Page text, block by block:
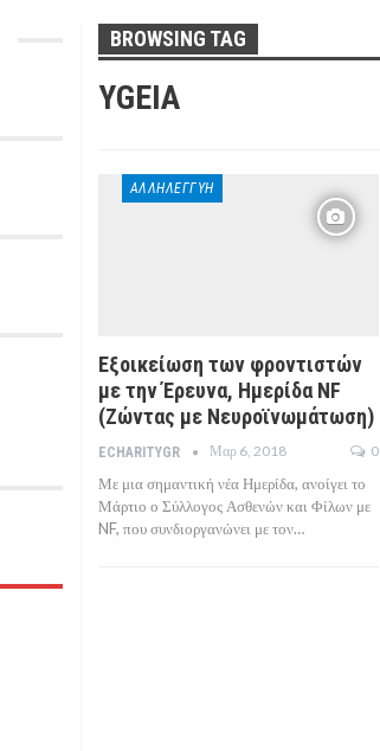
BROWSING TAG
YGEIA
ΑΛΛΗΛΕΓΓΎΗ
Εξοικείωση των φροντιστών
με την Έρευνα, Ημερίδα NF
(Ζώντας με Νευροϊνωμάτωση)
ECHARITYGR Μαρ 6, 2018 0
Με μια σημαντική νέα Ημερίδα, ανοίγει το
Μάρτιο ο Σύλλογος Ασθενών και Φίλων με
NF, που συνδιοργανώνει με τον…